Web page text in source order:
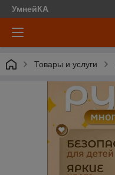
УмнейКА
Товары и услуги